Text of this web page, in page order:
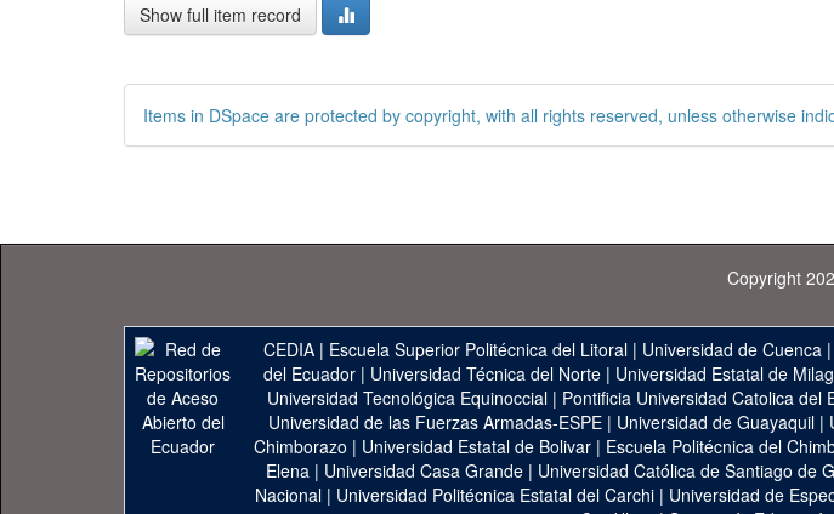
Show full item record
Items in DSpace are protected by copyright, with all rights reserved, unless otherwise
Copyright
CEDIA | Escuela Superior Politécnica del Litoral | Universidad de Cuenca |
del Ecuador| Universidad Técnica del Norte| Universidad Estatal de
Universidad Tecnológica Equinoccial| Pontificia Universidad Catolica del
Universidad de las Fuerzas Armadas-ESPE | Universidad de Guayaquil |
Chimborazo | Universidad Estatal de Bolivar| Escuela Politécnica del
Elena | Universidad Casa Grande | Universidad Católica de Santiago de
Nacional | Universidad Politécnica Estatal del Carchi | Universidad de